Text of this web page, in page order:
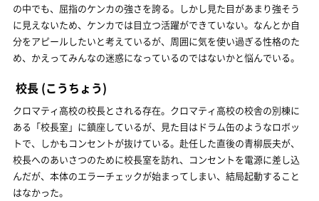
の中でも、屈指のケンカの強さを誇る。しかし見た目があまり強そう
に見えないため、ケンカでは目立つ活躍ができていない。なんとか自
分をアピールしたいと考えているが、周囲に気を使い過ぎる性格のた
め、かえってみんなの迷惑になっているのではないかと悩んでいる。
校長 (こうちょう)
クロマティ高校の校長とされる存在。クロマティ高校の校舎の別棟に
ある「校長室」に鎮座しているが、見た目はドラム缶のようなロボッ
トで、しかもコンセントが抜けている。赴任した直後の青柳辰夫が、
校長へのあいさつのために校長室を訪れ、コンセントを電源に差し込
んだが、本体のエラーチェックが始まってしまい、結局起動すること
はなかった。